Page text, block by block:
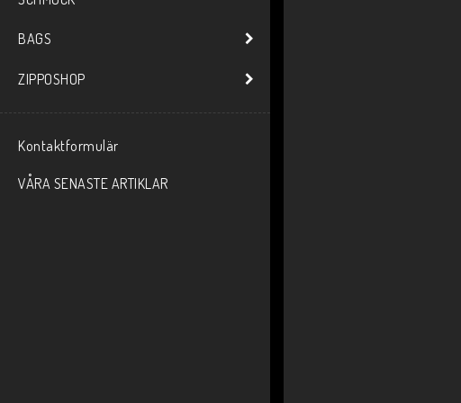
BAGS
ZIPPOSHOP
Kontaktformulär
VÅRA SENASTE ARTIKLAR